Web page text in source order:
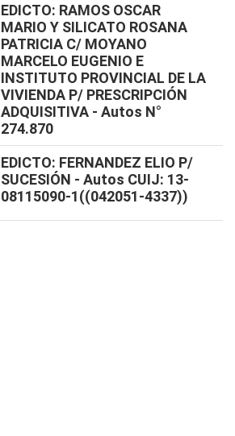
EDICTO: RAMOS OSCAR
MARIO Y SILICATO ROSANA
PATRICIA C/ MOYANO
MARCELO EUGENIO E
INSTITUTO PROVINCIAL DE LA
VIVIENDA P/ PRESCRIPCIÓN
ADQUISITIVA - Autos N°
274.870
EDICTO: FERNANDEZ ELIO P/
SUCESIÓN - Autos CUIJ: 13-
08115090-1((042051-4337))